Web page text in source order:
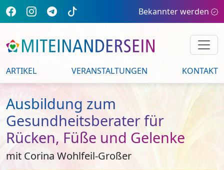
Bekannter werden
ARTIKEL VERANSTALTUNGEN KONTAKT
Ausbildung zum
Gesundheitsberater für
Rücken, Füße und Gelenke
mit Corina Wohlfeil-Großer